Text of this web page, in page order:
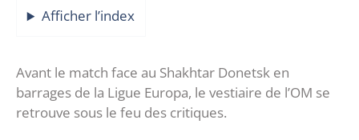
Afficher l’index
Avant le match face au Shakhtar Donetsk en
barrages de la Ligue Europa, le vestiaire de l’OM se
retrouve sous le feu des critiques.